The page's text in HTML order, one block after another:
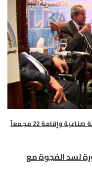
3 مليارات جنيه لاستكمال ترفيق 36 منطقة صناعية وإقامة 22 مجمعاً
لسد الفجوة مع